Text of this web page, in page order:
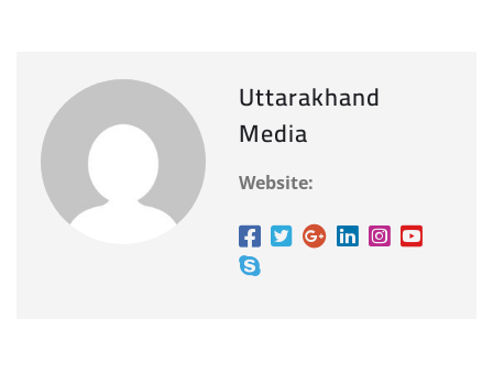
Uttarakhand
Media
Website: